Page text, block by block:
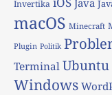
Invertika
macOS Minecraft
Plugin Politik
TerminalUbuntu
Windows